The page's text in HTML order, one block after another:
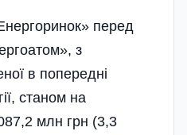
перед
з
в попередні
станом на
млн грн (3,3